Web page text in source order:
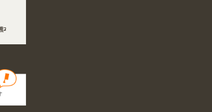
震源とする地震の影響で、各地において道路状況の悪化や交通規制により